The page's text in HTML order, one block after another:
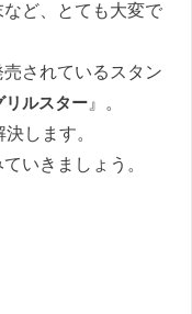
ど、とても大変で
されているスタン
リルスター 』。
します。
いきましょう。